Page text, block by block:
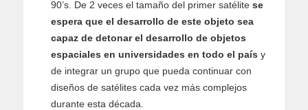
90’s. De 2 veces el tamaño del primer satélite se
espera que el desarrollo de este objeto sea
capaz de detonar el desarrollo de objetos
espaciales en universidades en todo el país y
de integrar un grupo que pueda continuar con
diseños de satélites cada vez más complejos
durante esta década.